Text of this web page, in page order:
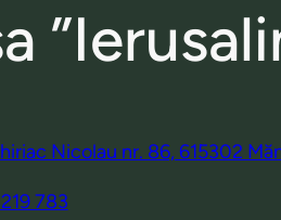
Nicolau nr. 86, 615302
783